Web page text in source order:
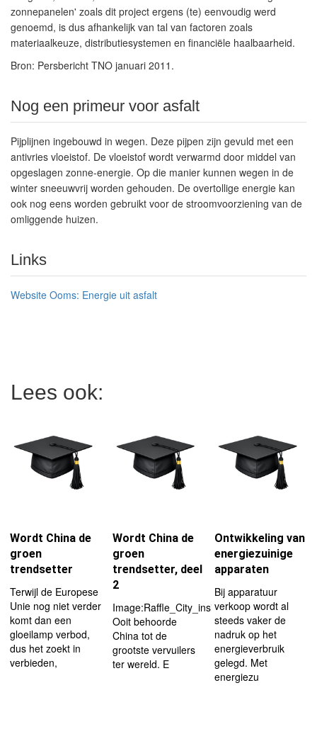
zonnepanelen' zoals dit project ergens (te) eenvoudig werd
genoemd, is dus afhankelijk van tal van factoren zoals
materiaalkeuze, distributiesystemen en financiële haalbaarheid.
Bron: Persbericht TNO januari 2011.
Nog een primeur voor asfalt
Pijplijnen ingebouwd in wegen. Deze pijpen zijn gevuld met een
antivries vloeistof. De vloeistof wordt verwarmd door middel van
opgeslagen zonne-energie. Op die manier kunnen wegen in de
winter sneeuwvrij worden gehouden. De overtollige energie kan
ook nog eens worden gebruikt voor de stroomvoorziening van de
omliggende huizen.
Links
Website Ooms: Energie uit asfalt
Lees ook:
Wordt China de
groen
trendsetter
Terwijl de Europese
Unie nog niet verder
komt dan een
gloeilamp verbod,
dus het zoekt in
verbieden,
Wordt China de
groen
trendsetter, deel
2
Image:Raffle_City_inside.jpg|left|180px
Ooit behoorde
China tot de
grootste vervuilers
ter wereld. E
Ontwikkeling van
energiezuinige
apparaten
Bij apparatuur
verkoop wordt al
steeds vaker de
nadruk op het
energieverbruik
gelegd. Met
energiezu